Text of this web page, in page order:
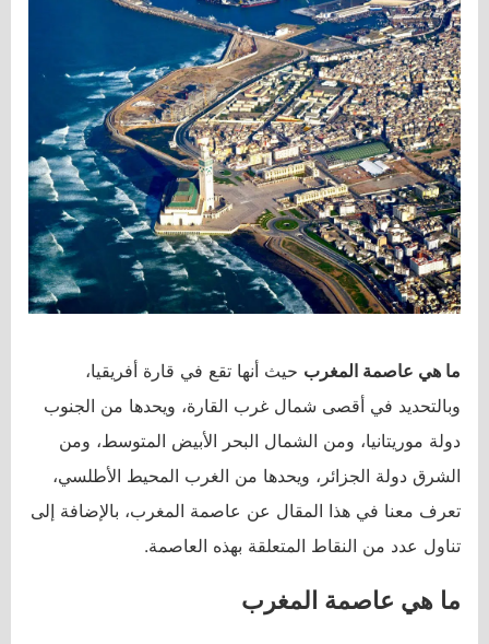
ما هي عاصمة المغرب حيث أنها تقع في قارة أفريقيا،
وبالتحديد في أقصى شمال غرب القارة، ويحدها من الجنوب
دولة موريتانيا، ومن الشمال البحر الأبيض المتوسط، ومن
الشرق دولة الجزائر، ويحدها من الغرب المحيط الأطلسي،
تعرف معنا في هذا المقال عن عاصمة المغرب، بالإضافة إلى
تناول عدد من النقاط المتعلقة بهذه العاصمة.
ما هي عاصمة المغرب